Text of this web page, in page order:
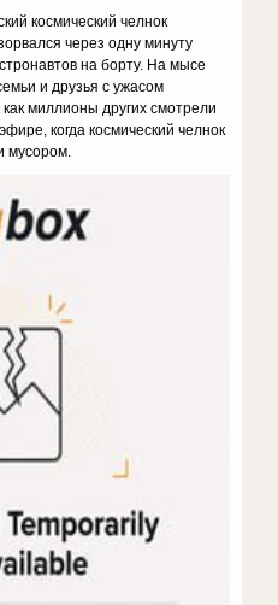
космический челнок
через одну минуту
на борту. На мысе
и друзья с ужасом
миллионы других смотрели
когда космический челнок
мусором.